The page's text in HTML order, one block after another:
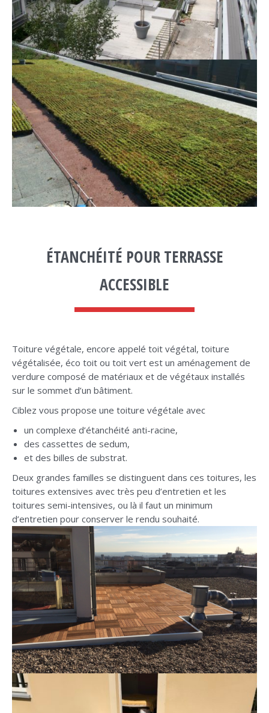
ÉTANCHÉITÉ POUR TERRASSE
ACCESSIBLE
Toiture végétale, encore appelé toit végétal, toiture
végétalisée, éco toit ou toit vert est un aménagement de
verdure composé de matériaux et de végétaux installés
sur le sommet d’un bâtiment.
Ciblez vous propose une toiture végétale avec
un complexe d’étanchéité anti-racine,
des cassettes de sedum,
et des billes de substrat.
Deux grandes familles se distinguent dans ces toitures, les
toitures extensives avec très peu d’entretien et les
toitures semi-intensives, ou là il faut un minimum
d’entretien pour conserver le rendu souhaité.